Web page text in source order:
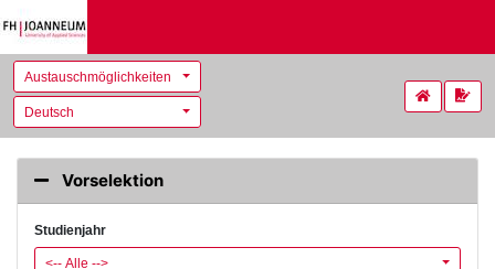
Austauschmöglichkeiten
Deutsch
Vorselektion
Studienjahr
<-- Alle -->